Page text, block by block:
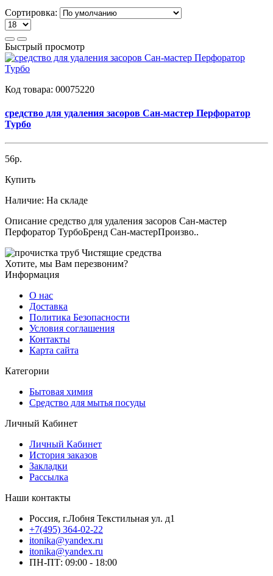
Сортировка:
Быстрый просмотр
Код товара: 00075220
средство для удаления засоров Сан-мастер Перфоратор
Турбо
56р.
Купить
Наличие: На складе
Описание средство для удаления засоров Сан-мастер
Перфоратор ТурбоБренд Сан-мастерПроизво..
Чистящие средства
Хотите, мы Вам перезвоним?
Информация
О нас
Доставка
Политика Безопасности
Условия соглашения
Контакты
Карта сайта
Категории
Бытовая химия
Средство для мытья посуды
Личный Кабинет
Личный Кабинет
История заказов
Закладки
Рассылка
Наши контакты
Россия, г.Лобня Текстильная ул. д1
+7(495) 364-02-22
itonika@yandex.ru
itonika@yandex.ru
ПН-ПТ: 09:00 - 18:00